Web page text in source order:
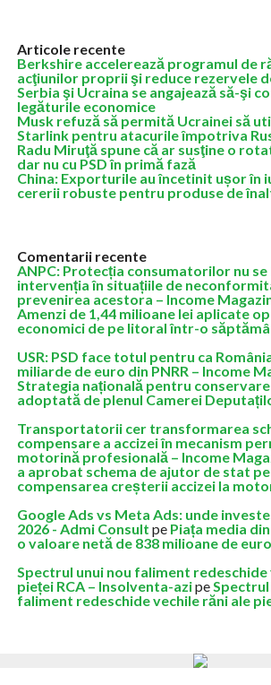
Articole recente
Berkshire accelerează programul de
acţiunilor proprii şi reduce rezervele
Serbia şi Ucraina se angajează să-şi
legăturile economice
Musk refuză să permită Ucrainei să
Starlink pentru atacurile împotriva
Radu Miruţă spune că ar susţine o
dar nu cu PSD în primă fază
China: Exporturile au încetinit ușor în
cererii robuste pentru produse de
Comentarii recente
ANPC: Protecția consumatorilor nu se
intervenția în situațiile de
prevenirea acestora – Income
Amenzi de 1,44 milioane lei aplicate
economici de pe litoral într-o
USR: PSD face totul pentru ca
miliarde de euro din PNRR – Income
Strategia națională pentru
adoptată de plenul Camerei
Transportatorii cer transformarea
compensare a accizei în mecanism
motorină profesională – Income
a aprobat schema de ajutor de stat
compensarea creșterii accizei la
Google Ads vs Meta Ads: unde
2026 - Admi Consult pe Piața media
o valoare netă de 838 milioane de
Spectrul unui nou faliment redeschide
pieței RCA – Insolventa-azipeSpectrul
faliment redeschide vechile răni ale